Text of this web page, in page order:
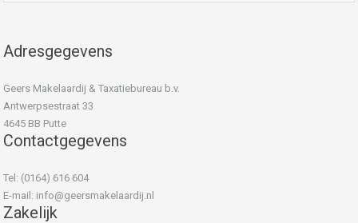
Adresgegevens
Geers Makelaardij & Taxatiebureau b.v.
Antwerpsestraat 33
4645 BB Putte
Contactgegevens
Tel: (0164) 616 604
E-mail: info@geersmakelaardij.nl
Zakelijk